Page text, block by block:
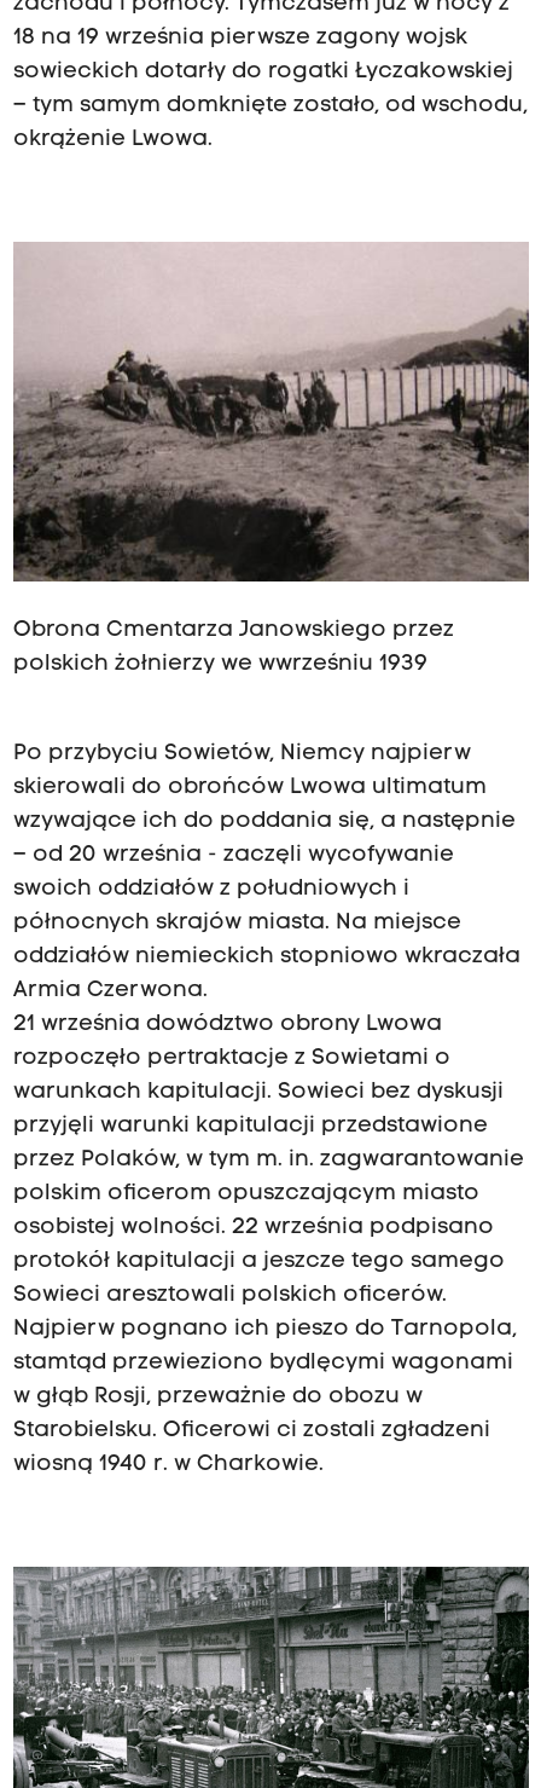
18 na 19 września pierwsze zagony wojsk
sowieckich dotarły do rogatki Łyczakowskiej
– tym samym domknięte zostało, od wschodu,
okrążenie Lwowa.
Obrona Cmentarza Janowskiego przez
polskich żołnierzy we wwrześniu 1939
Po przybyciu Sowietów, Niemcy najpierw
skierowali do obrońców Lwowa ultimatum
wzywające ich do poddania się, a następnie
– od 20 września - zaczęli wycofywanie
swoich oddziałów z południowych i
północnych skrajów miasta. Na miejsce
oddziałów niemieckich stopniowo wkraczała
Armia Czerwona.
21 września dowództwo obrony Lwowa
rozpoczęło pertraktacje z Sowietami o
warunkach kapitulacji. Sowieci bez dyskusji
przyjęli warunki kapitulacji przedstawione
przez Polaków, w tym m. in. zagwarantowanie
polskim oficerom opuszczającym miasto
osobistej wolności. 22 września podpisano
protokół kapitulacji a jeszcze tego samego
Sowieci aresztowali polskich oficerów.
Najpierw pognano ich pieszo do Tarnopola,
stamtąd przewieziono bydlęcymi wagonami
w głąb Rosji, przeważnie do obozu w
Starobielsku. Oficerowi ci zostali zgładzeni
wiosną 1940 r. w Charkowie.